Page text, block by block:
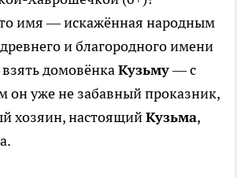
имя — искажённая народным
и благородного имени
домовёнкаКузьму— с
уже не забавный проказник,
хозяин, настоящийКузьма,